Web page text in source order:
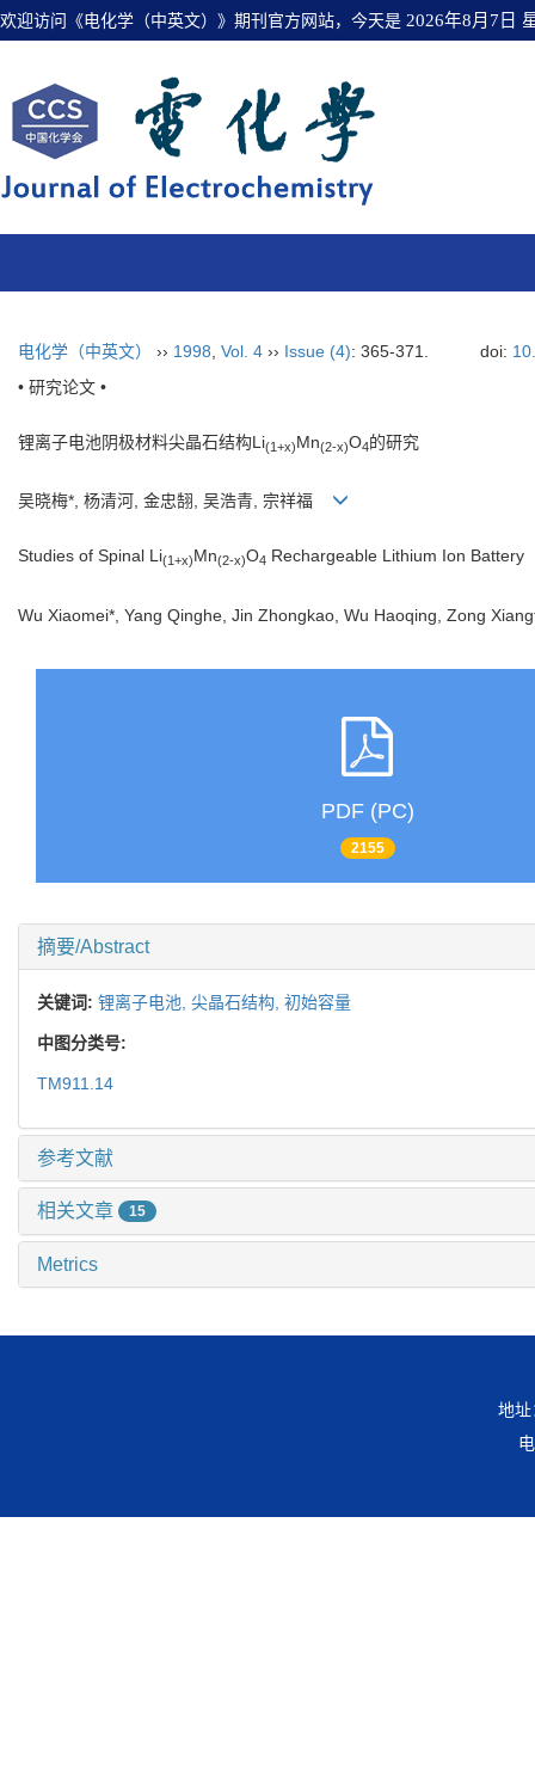
欢迎访问《电化学（中英文）》期刊官方网站，今天是 2026年8月7日
电化学（中英文） ›› 1998 Vol. 4 ›› Issue (4): 365-371. doi:
• 研究论文 •
锂离子电池阴极材料尖晶石结构Li(1+x)Mn(2-x)O4的研究
吴晓梅*, 杨清河, 金忠䎋, 吴浩青, 宗祥福
Studies of Spinal Li(1+x)Mn(2-x)O4 Rechargeable Lithium Ion Battery
Wu Xiaomei*, Yang Qinghe, Jin Zhongkao, Wu Haoqing, Zong
PDF (PC)
2155
摘要/Abstract
关键词: 锂离子电池, 尖晶石结构, 初始容量
中图分类号:
TM911.14
参考文献
相关文章 15
Metrics
地